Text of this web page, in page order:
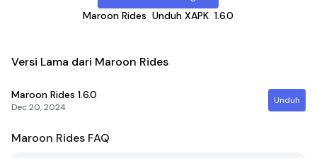
Maroon Rides Unduh XAPK 1.6.0
Versi Lama dari Maroon Rides
Maroon Rides 1.6.0
Dec 20, 2024
Unduh
Maroon Rides FAQ